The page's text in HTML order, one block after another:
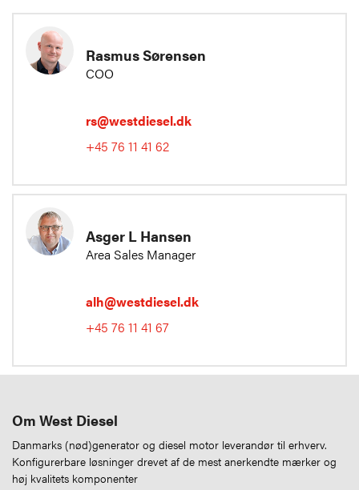
Rasmus Sørensen
COO
rs@westdiesel.dk
+45 76 11 41 62
Asger L Hansen
Area Sales Manager
alh@westdiesel.dk
+45 76 11 41 67
Om West Diesel
Danmarks (nød)generator og diesel motor leverandør til erhverv.
Konfigurerbare løsninger drevet af de mest anerkendte mærker og
høj kvalitets komponenter